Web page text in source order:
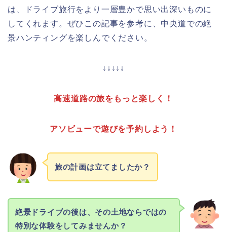
は、ドライブ旅行をより一層豊かで思い出深いものに
してくれます。ぜひこの記事を参考に、中央道での絶
景ハンティングを楽しんでください。
↓↓↓↓↓
高速道路の旅をもっと楽しく！
アソビューで遊びを予約しよう！
旅の計画は立てましたか？
絶景ドライブの後は、その土地ならではの
特別な体験をしてみませんか？